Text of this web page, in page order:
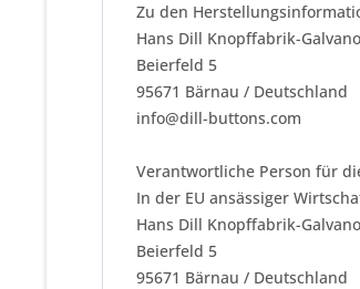
Zu den
Hans Dill Knopffabrik-
Beierfeld 5
95671 Bärnau / Deutschland
info@dill-buttons.com
Verantwortliche Person für
In der EU ansässiger
Hans Dill Knopffabrik-
Beierfeld 5
95671 Bärnau / Deutschland